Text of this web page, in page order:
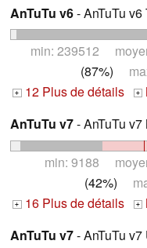
AnTuTu v6- AnTuTu
min: 239512
(87%)
+ 12 Plus de détails +
AnTuTu v7- AnTuTu v7
min: 9188
(42%)
+ 16 Plus de détails +
AnTuTu v7- AnTuTu v7